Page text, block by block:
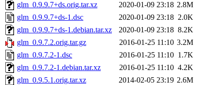
glm_0.9.9.7+ds.orig.tar.xz
2020-01-09 23:18 2.8M
glm_0.9.9.7+ds-1.dsc
2020-01-09 23:18 2.0K
glm_0.9.9.7+ds-1.debian.tar.xz
2020-01-09 23:18 8.2K
glm_0.9.7.2.orig.tar.gz
2016-01-25 11:10 3.2M
glm_0.9.7.2-1.dsc
2016-01-25 11:10 1.7K
glm_0.9.7.2-1.debian.tar.xz
2016-01-25 11:10 4.2K
glm_0.9.5.1.orig.tar.xz
2014-02-05 23:19 2.6M